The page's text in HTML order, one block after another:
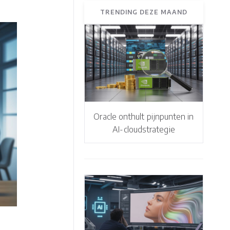
TRENDING DEZE MAAND
Oracle onthult pijnpunten in
AI-cloudstrategie